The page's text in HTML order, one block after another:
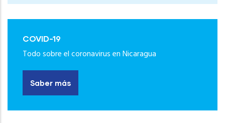
COVID-19
Todo sobre el coronavirus en Nicaragua
Saber más